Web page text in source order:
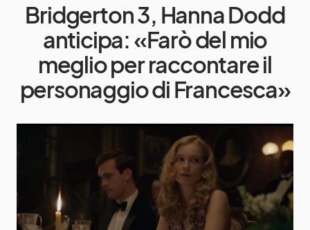
Bridgerton 3, Hanna Dodd
anticipa: «Farò del mio
meglio per raccontare il
personaggio di Francesca»